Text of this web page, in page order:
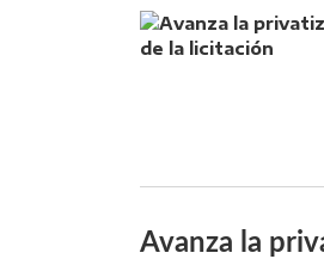
Avanza la